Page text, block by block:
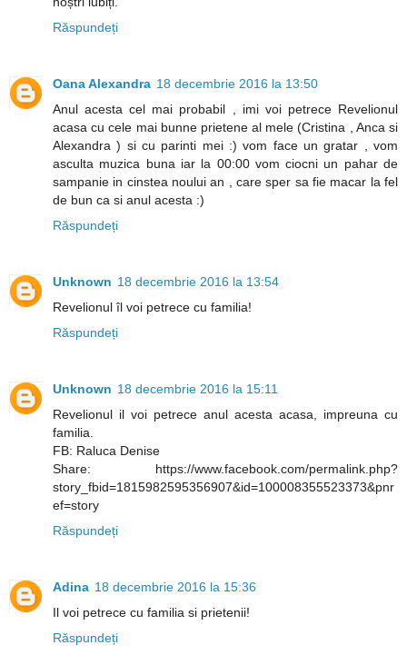
Răspundeți
Oana Alexandra 18 decembrie 2016 la 13:50
Anul acesta cel mai probabil , imi voi petrece Revelionul
acasa cu cele mai bunne prietene al mele (Cristina , Anca si
Alexandra ) si cu parinti mei :) vom face un gratar , vom
asculta muzica buna iar la 00:00 vom ciocni un pahar de
sampanie in cinstea noului an , care sper sa fie macar la fel
de bun ca si anul acesta :)
Răspundeți
Unknown 18 decembrie 2016 la 13:54
Revelionul îl voi petrece cu familia!
Răspundeți
Unknown 18 decembrie 2016 la 15:11
Revelionul il voi petrece anul acesta acasa, impreuna cu
familia.
FB: Raluca Denise
Share: https://www.facebook.com/permalink.php?
story_fbid=1815982595356907&id=100008355523373&pnr
ef=story
Răspundeți
Adina 18 decembrie 2016 la 15:36
Il voi petrece cu familia si prietenii!
Răspundeți